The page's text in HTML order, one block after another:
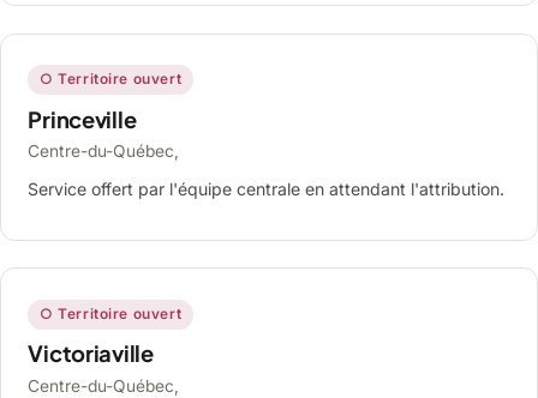
○ Territoire ouvert
Princeville
Centre-du-Québec,
Service offert par l'équipe centrale en attendant l'attribution.
○ Territoire ouvert
Victoriaville
Centre-du-Québec,